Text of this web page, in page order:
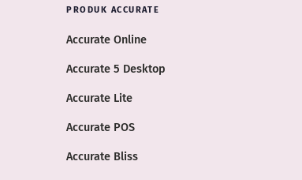
PRODUK ACCURATE
Accurate Online
Accurate 5 Desktop
Accurate Lite
Accurate POS
Accurate Bliss